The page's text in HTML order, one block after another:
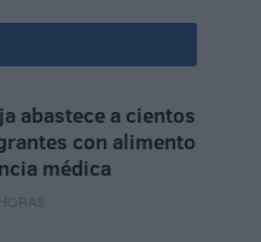
abastece a cientos
con alimento
médica